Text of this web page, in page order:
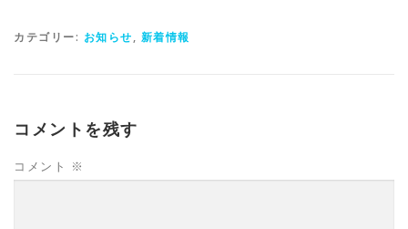
カテゴリー: お知らせ, 新着情報
コメントを残す
コメント ※